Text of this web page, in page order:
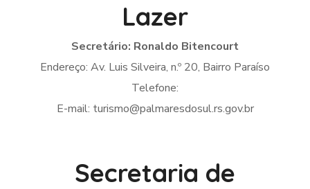
Lazer
Secretário: Ronaldo Bitencourt
Endereço: Av. Luis Silveira, n.º 20, Bairro Paraíso
Telefone:
E-mail: turismo@palmaresdosul.rs.gov.br
Secretaria de